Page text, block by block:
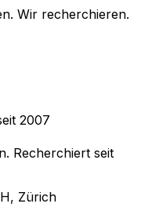
Wir recherchieren.
2007
Recherchiert seit
Zürich